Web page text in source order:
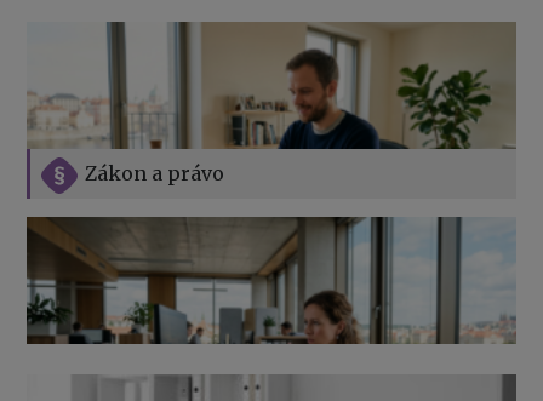
Zákon a právo
Jak na podnikání při rodičovské dovolené
Přehledy pro OSSZ a zdravotní pojišťovny – jak na ně
v roce 2026